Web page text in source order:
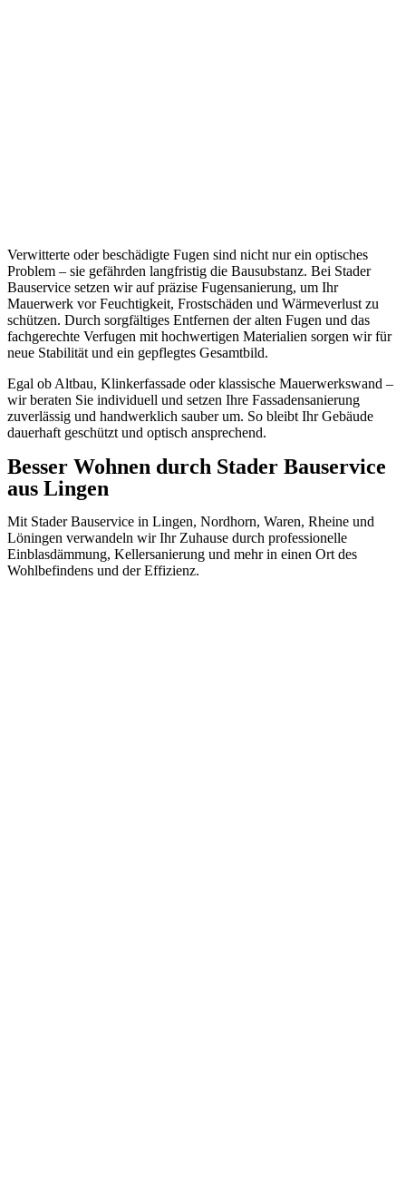
Verwitterte oder beschädigte Fugen sind nicht nur ein optisches
Problem – sie gefährden langfristig die Bausubstanz. Bei Stader
Bauservice setzen wir auf präzise Fugensanierung, um Ihr
Mauerwerk vor Feuchtigkeit, Frostschäden und Wärmeverlust zu
schützen. Durch sorgfältiges Entfernen der alten Fugen und das
fachgerechte Verfugen mit hochwertigen Materialien sorgen wir für
neue Stabilität und ein gepflegtes Gesamtbild.
Egal ob Altbau, Klinkerfassade oder klassische Mauerwerkswand –
wir beraten Sie individuell und setzen Ihre Fassadensanierung
zuverlässig und handwerklich sauber um. So bleibt Ihr Gebäude
dauerhaft geschützt und optisch ansprechend.
Besser Wohnen durch Stader Bauservice
aus Lingen
Mit Stader Bauservice in Lingen, Nordhorn, Waren, Rheine und
Löningen verwandeln wir Ihr Zuhause durch professionelle
Einblasdämmung, Kellersanierung und mehr in einen Ort des
Wohlbefindens und der Effizienz.